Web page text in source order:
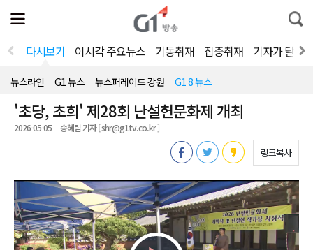
전
체
뉴
열
통
합
색
다시보기 이시각 주요뉴스 기동취재 집중취재 기자가 달려
뉴스라인 G1 뉴스 뉴스퍼레이드 강원 G1 8 뉴스
'초당, 초희' 제28회 난설헌문화제 개최
2026-05-05 송혜림 기자 [ shr@g1tv.co.kr ]
링크복사